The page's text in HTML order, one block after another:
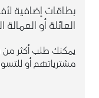
بطاقات إضافية
العائلة أو العمالة
يمكنك طلب أكثر من
مشترياتهم أو